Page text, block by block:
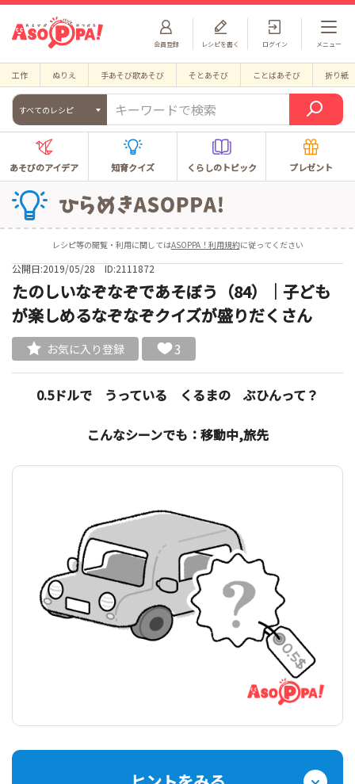
会員登録 ログイン
レシピを書く メニュー
工作 ぬりえ 手あそび歌あそび そとあそび ことばあそび 折り紙
すべてのレシピ
あそびのアイデア 知育クイズ くらしのトピック プレゼント
レシピ等の閲覧・利用に関してはASOPPA！利用規約に従ってください
公開日:2019/05/28 ID:2111872
たのしいなぞなぞであそぼう（84）｜子ども
が楽しめるなぞなぞクイズが盛りだくさん
お気に入り登録 3
0.5ドルで うっている くるまの ぶひんって？
こんなシーンでも：移動中,旅先